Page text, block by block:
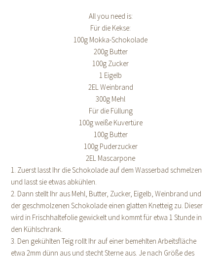
All you need is:
Für die Kekse:
100g Mokka-Schokolade
200g Butter
100g Zucker
1 Eigelb
2EL Weinbrand
300g Mehl
Für die Füllung
100g weiße Kuvertüre
100g Butter
100g Puderzucker
2EL Mascarpone
1. Zuerst lasst Ihr die Schokolade auf dem Wasserbad schmelzen
und lasst sie etwas abkühlen.
2. Dann stellt Ihr aus Mehl, Butter, Zucker, Eigelb, Weinbrand und
der geschmolzenen Schokolade einen glatten Knetteig zu. Dieser
wird in Frischhaltefolie gewickelt und kommt für etwa 1 Stunde in
den Kühlschrank.
3. Den gekühlten Teig rollt Ihr auf einer bemehlten Arbeitsfläche
etwa 2mm dünn aus und stecht Sterne aus. Je nach Größe des